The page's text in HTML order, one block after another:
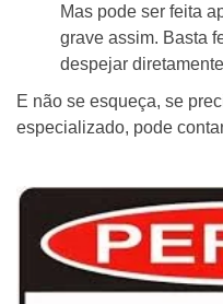
Mas pode ser feita
grave assim. Basta
despejar
E não se esqueça, se
especializado, pode